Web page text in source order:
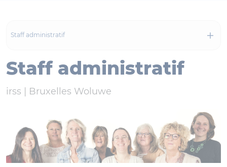
Staff administratif
Staff administratif
irss | Bruxelles Woluwe